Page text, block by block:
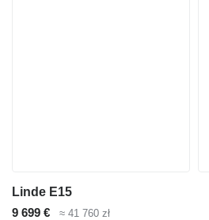
Linde E15
9 699 €
≈ 41 760 zł